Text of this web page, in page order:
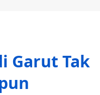
Garut Tak